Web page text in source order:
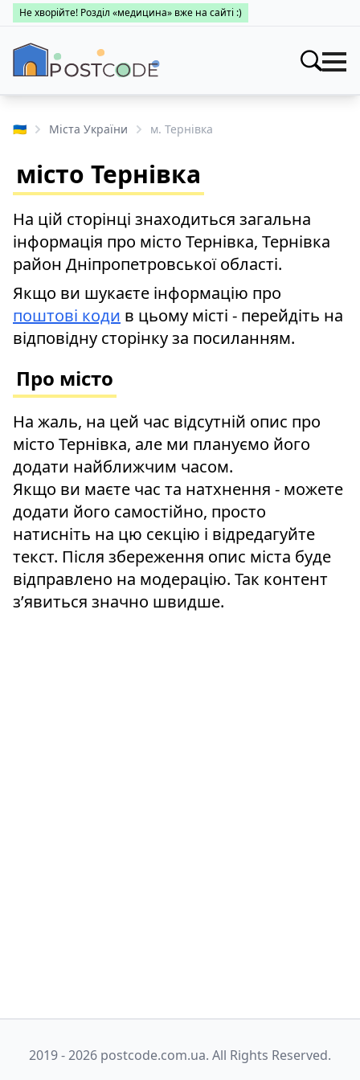
Не хворійте! Розділ «медицина» вже на сайті :)
Індекси
Пошук за областями
Про каталог
Міста України
Заклади
Про поштові індекси
Пошук за областями
Медицина
Про поштові індекси
Пошук за областями
👤 Особистий кабінет
🇺🇦 Міста України м. Тернівка
місто Тернівка
На цій сторінці знаходиться загальна
інформація про місто Тернівка, Тернівка
район Дніпропетровської області.
Якщо ви шукаєте інформацію про
поштові коди в цьому місті - перейдіть на
відповідну сторінку за посиланням.
Про місто
На жаль, на цей час відсутній опис про
місто Тернівка, але ми плануємо його
додати найближчим часом.
Якщо ви маєте час та натхнення - можете
додати його самостійно, просто
натисніть на цю секцію і відредагуйте
текст. Після збереження опис міста буде
відправлено на модерацію. Так контент
зʼявиться значно швидше.
2019 - 2026 postcode.com.ua. All Rights Reserved.